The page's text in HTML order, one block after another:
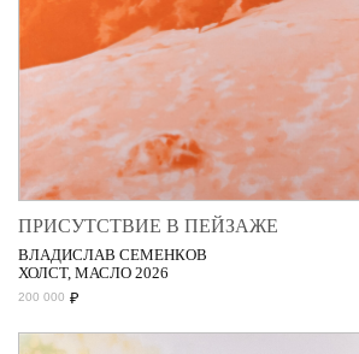
ПРИСУТСТВИЕ В ПЕЙЗАЖЕ
ВЛАДИСЛАВ СЕМЕНКОВ
ХОЛСТ, МАСЛО 2026
200 000 ₽